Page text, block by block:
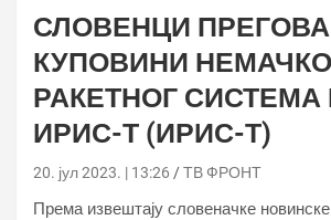
СЛОВЕНЦИ
КУПОВИНИ
РАКЕТНОГ СИСТЕМА
ИРИС-Т (ИРИС-Т)
20. јул 2023. | 13:26 ТВ ФРОНТ
Према извештају словеначке новинске